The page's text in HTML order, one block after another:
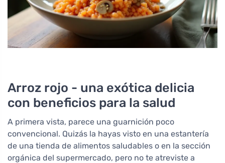
Arroz rojo - una exótica delicia
con beneficios para la salud
A primera vista, parece una guarnición poco
convencional. Quizás la hayas visto en una estantería
de una tienda de alimentos saludables o en la sección
orgánica del supermercado, pero no te atreviste a